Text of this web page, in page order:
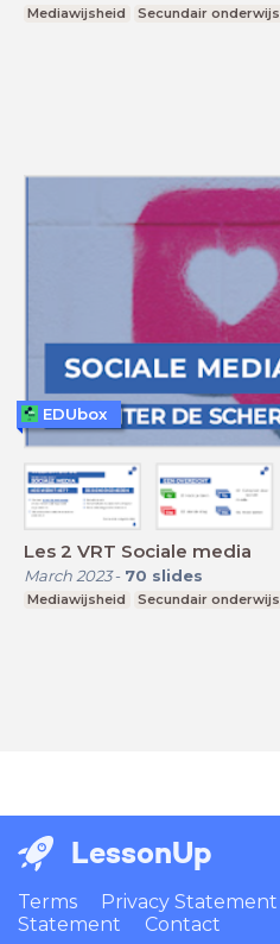
Mediawijsheid Secundair onderwijs
Les 2 VRT Sociale media
March 2023- 70 slides
Mediawijsheid Secundair onderwijs
EDUbox
LessonUp
Terms Privacy Statement
Statement
Contact